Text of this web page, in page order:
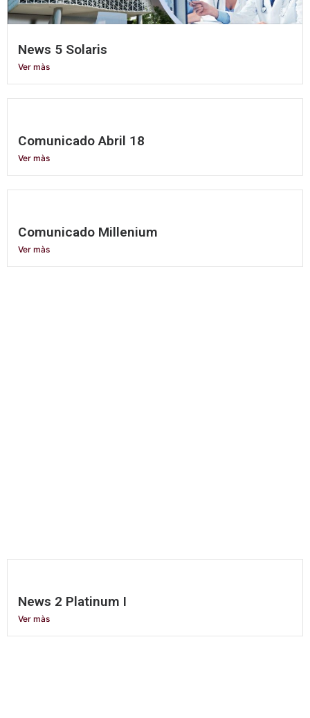
News 5 Solaris
Ver màs
Comunicado Abril 18
Ver màs
Comunicado Millenium
Ver màs
News 2 Platinum I
Ver màs